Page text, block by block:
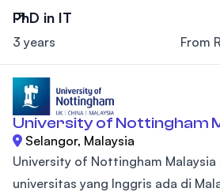
PhD in IT
3 years From
University of Nottingham
Selangor, Malaysia
University of Nottingham Malaysia
universitas yang Inggris ada di